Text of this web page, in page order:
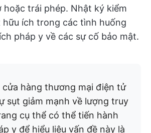
hoặc trái phép. Nhật ký kiểm
ích trong các tình huống
pháp y về các sự cố bảo mật.
cửa hàng thương mại điện tử
sụt giảm mạnh về lượng truy
cụ thể có thể tiến hành
y để hiểu liệu vấn đề này là